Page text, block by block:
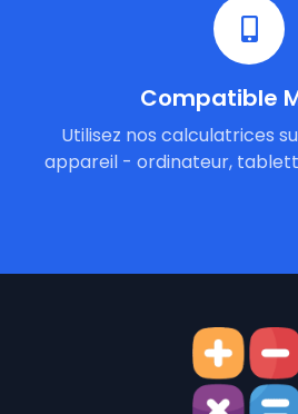
Compatible
Utilisez nos calculatrices
appareil - ordinateur,